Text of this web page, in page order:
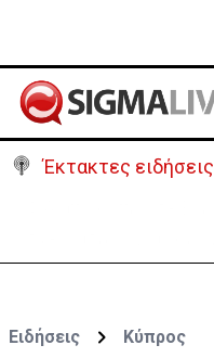
Έκτακτες ειδήσεις
Ειδήσεις Κύπρος